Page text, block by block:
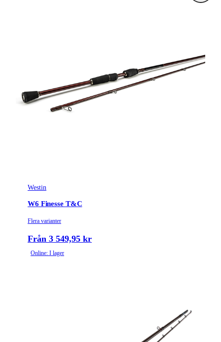
Westin
W6 Finesse T&C
Flera varianter
Från 3 549,95 kr
Online: I lager